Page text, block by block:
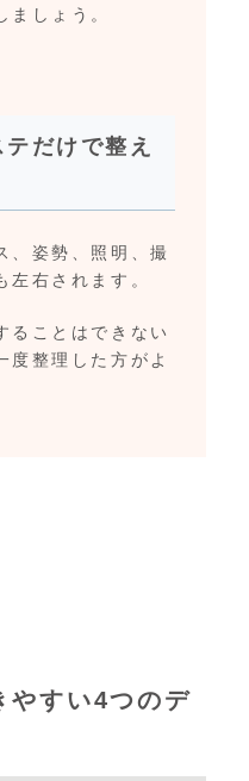
ましょう。
だけで整え
、姿勢、照明、撮
左右されます。
ることはできない
度整理した方がよ
やすい4つのデ